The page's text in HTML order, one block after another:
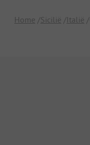
Home Sicilië Italië